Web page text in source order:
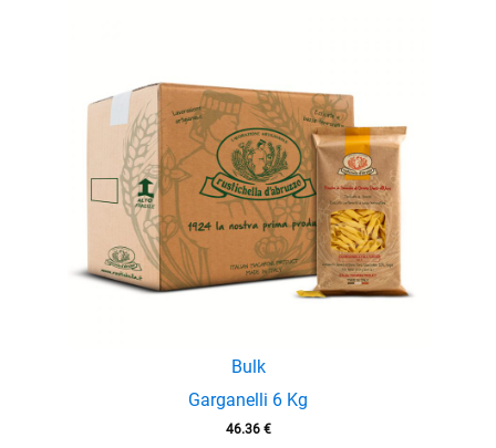
Bulk
Garganelli 6 Kg
46.36 €